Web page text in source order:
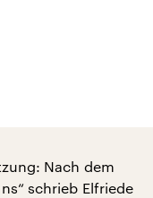
Nach dem
schrieb Elfriede